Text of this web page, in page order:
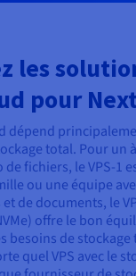
les
pour
dépend
total. Pour un
de fichiers, le VPS-1
ou une équipe
de documents, le
offre le bon
besoins de
quel VPS avec le